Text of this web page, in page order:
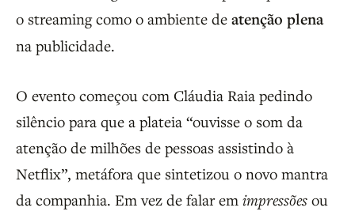
o streaming como o ambiente de atenção plena
na publicidade.
O evento começou com Cláudia Raia pedindo
silêncio para que a plateia “ouvisse o som da
atenção de milhões de pessoas assistindo à
Netflix”, metáfora que sintetizou o novo mantra
da companhia. Em vez de falar em impressões ou